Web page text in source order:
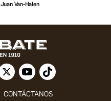
Juan Van-Halen
CONTÁCTANOS